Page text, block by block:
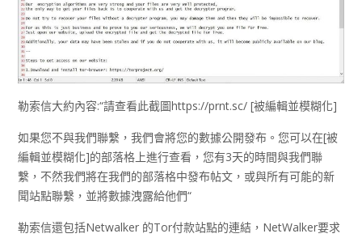
勒索信大約內容:“請查看此截圖https://prnt.sc/ [被編輯並模糊化]
如果您不與我們聯繫，我們會將您的數據公開發布。您可以在[被
編輯並模糊化]的部落格上進行查看，您有3天的時間與我們聯
繫，不然我們將在我們的部落格中發布帖文，或與所有可能的新
聞站點聯繫，並將數據洩露給他們“
勒索信還包括Netwalker 的Tor付款站點的連結，NetWalker要求